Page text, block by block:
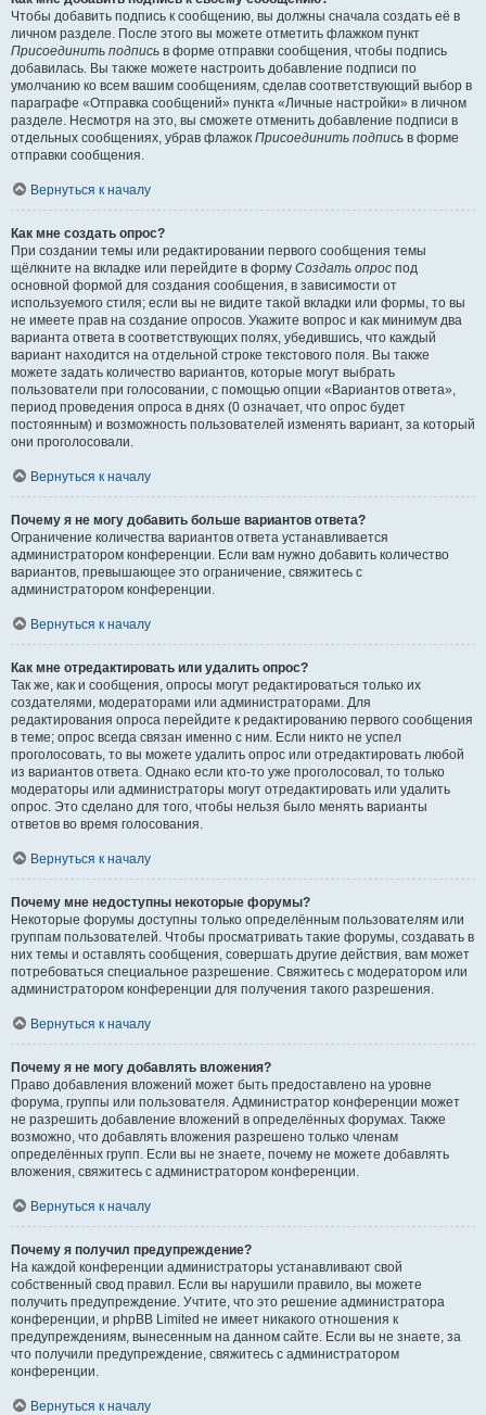
Чтобы добавить подпись к сообщению, вы должны сначала создать её в
личном разделе. После этого вы можете отметить флажком пункт
Присоединить подпись в форме отправки сообщения, чтобы подпись
добавилась. Вы также можете настроить добавление подписи по
умолчанию ко всем вашим сообщениям, сделав соответствующий выбор в
параграфе «Отправка сообщений» пункта «Личные настройки» в личном
разделе. Несмотря на это, вы сможете отменить добавление подписи в
отдельных сообщениях, убрав флажок Присоединить подпись в форме
отправки сообщения.
Вернуться к началу
Как мне создать опрос?
При создании темы или редактировании первого сообщения темы
щёлкните на вкладке или перейдите в форму Создать опрос под
основной формой для создания сообщения, в зависимости от
используемого стиля; если вы не видите такой вкладки или формы, то вы
не имеете прав на создание опросов. Укажите вопрос и как минимум два
варианта ответа в соответствующих полях, убедившись, что каждый
вариант находится на отдельной строке текстового поля. Вы также
можете задать количество вариантов, которые могут выбрать
пользователи при голосовании, с помощью опции «Вариантов ответа»,
период проведения опроса в днях (0 означает, что опрос будет
постоянным) и возможность пользователей изменять вариант, за который
они проголосовали.
Вернуться к началу
Почему я не могу добавить больше вариантов ответа?
Ограничение количества вариантов ответа устанавливается
администратором конференции. Если вам нужно добавить количество
вариантов, превышающее это ограничение, свяжитесь с
администратором конференции.
Вернуться к началу
Как мне отредактировать или удалить опрос?
Так же, как и сообщения, опросы могут редактироваться только их
создателями, модераторами или администраторами. Для
редактирования опроса перейдите к редактированию первого сообщения
в теме; опрос всегда связан именно с ним. Если никто не успел
проголосовать, то вы можете удалить опрос или отредактировать любой
из вариантов ответа. Однако если кто-то уже проголосовал, то только
модераторы или администраторы могут отредактировать или удалить
опрос. Это сделано для того, чтобы нельзя было менять варианты
ответов во время голосования.
Вернуться к началу
Почему мне недоступны некоторые форумы?
Некоторые форумы доступны только определённым пользователям или
группам пользователей. Чтобы просматривать такие форумы, создавать в
них темы и оставлять сообщения, совершать другие действия, вам может
потребоваться специальное разрешение. Свяжитесь с модератором или
администратором конференции для получения такого разрешения.
Вернуться к началу
Почему я не могу добавлять вложения?
Право добавления вложений может быть предоставлено на уровне
форума, группы или пользователя. Администратор конференции может
не разрешить добавление вложений в определённых форумах. Также
возможно, что добавлять вложения разрешено только членам
определённых групп. Если вы не знаете, почему не можете добавлять
вложения, свяжитесь с администратором конференции.
Вернуться к началу
Почему я получил предупреждение?
На каждой конференции администраторы устанавливают свой
собственный свод правил. Если вы нарушили правило, вы можете
получить предупреждение. Учтите, что это решение администратора
конференции, и phpBB Limited не имеет никакого отношения к
предупреждениям, вынесенным на данном сайте. Если вы не знаете, за
что получили предупреждение, свяжитесь с администратором
конференции.
Вернуться к началу